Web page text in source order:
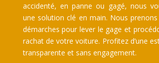
accidenté, en panne ou gagé, nous
une solution clé en main. Nous
démarches pour lever le gage et
rachat de votre voiture. Profitez d’une
transparente et sans engagement.